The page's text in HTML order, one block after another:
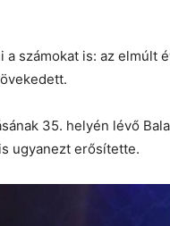
a számokat is: az elmúlt
35. helyén lévő
ugyanezt erősítette.